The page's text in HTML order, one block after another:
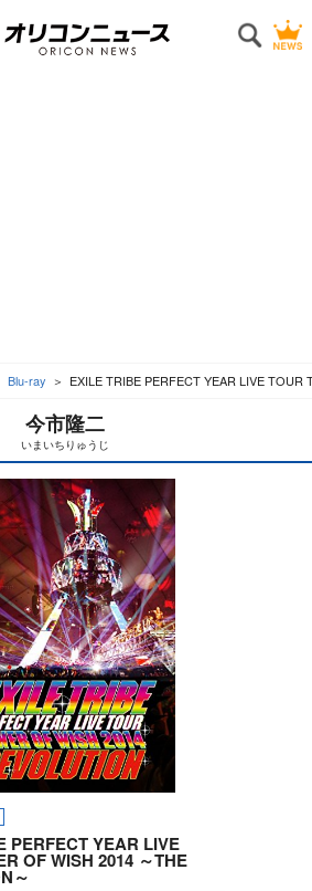
Blu-ray EXILE TRIBE PERFECT YEAR LIVE
今市隆二
いまいちりゅうじ
PERFECT YEAR LIVE
OF WISH 2014 ～THE
～